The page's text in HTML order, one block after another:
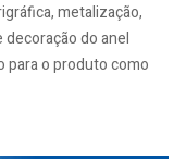
metalização,
do anel
para o produto como